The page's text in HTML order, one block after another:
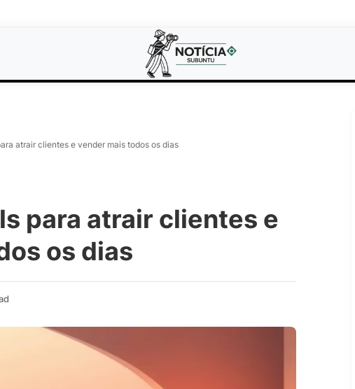
atrair clientes e vender mais todos os dias
para atrair clientes e
os dias